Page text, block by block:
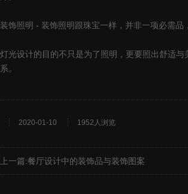
装饰照明 - 装饰照明跟珠宝一样，并非一项必需
灯光设计的目的不只是为了照明，更要照出舒适
系。
2020-01-10 1952人浏览
上一篇:餐厅设计中的装饰品与装饰图案